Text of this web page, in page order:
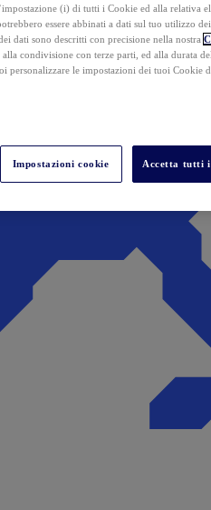
(i) di tutti i Cookie ed alla relativa
essere abbinati a dati sul tuo utilizzo
dati sono descritti con precisione nella nostra
condivisione con terze parti, ed alla durata
personalizzare le impostazioni dei tuoi Cookie
Impostazioni cookie Accetta tutti i